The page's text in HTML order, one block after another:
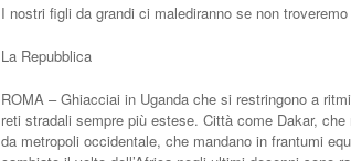
I nostri figli da grandi ci malediranno se non
La Repubblica
ROMA – Ghiacciai in Uganda che si restringono a
reti stradali sempre più estese. Città come Dakar,
da metropoli occidentale, che mandano in frantumi